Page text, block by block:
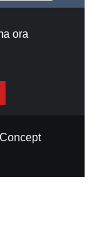
ora
Concept